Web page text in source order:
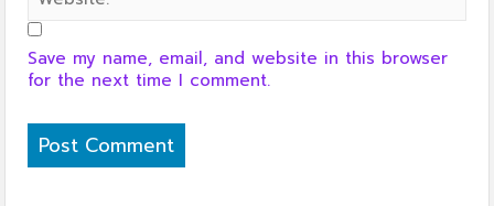
Save my name, email, and website in this browser
for the next time I comment.